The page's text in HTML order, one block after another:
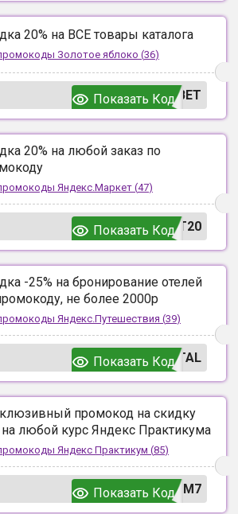
20% на ВСЕ товары каталога
Золотое яблоко (36)
ВЕТ
Показать Код
20% на любой заказ по
Яндекс.Маркет (47)
T20
Показать Код
-25% на бронирование отелей
не более 2000р
Яндекс.Путешествия (39)
TAL
Показать Код
промокод на скидку
на любой курс Яндекс Практикума
Яндекс Практикум (85)
UM7
Показать Код